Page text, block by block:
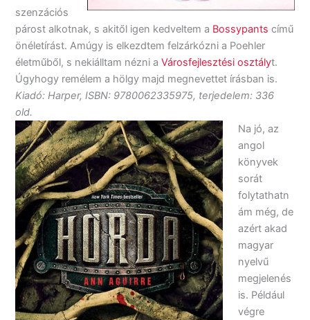
szenzációs
párost alkotnak, s akitől igen kedveltem a Bossypants című
önéletírást. Amúgy is elkezdtem felzárkózni a Poehler
életműből, s nekiálltam nézni aVárosfejlesztési osztályt.
Úgyhogy remélem a hölgy majd megnevettet írásban is.
Kiadó: Harper, ISBN: 9780062335975, terjedelem: 336
old.
Na jó, az
angol
könyvek
sorát
folytathatn
ám még, de
azért akad
magyar
nyelvű
megjelenés
is. Például
végre